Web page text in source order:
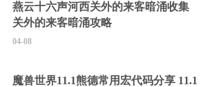
燕云十六声河西关外的来客暗涌收集
关外的来客暗涌攻略
04-08
魔兽世界11.1熊德常用宏代码分享 11.1